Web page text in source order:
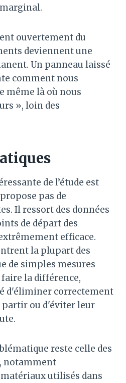
ouvertement du
deviennent une
Un panneau laissé
comment nous
même là où nous
», loin des
de l’étude est
pas de
Il ressort des données
de départ des
efficace.
la plupart des
de simples mesures
la différence,
d'éliminer correctement
partir ou d'éviter leur
reste celle des
notamment
utilisés dans